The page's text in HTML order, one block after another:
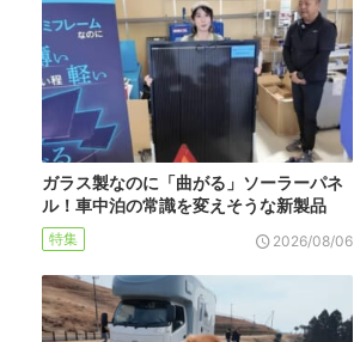
ガラス製なのに「曲がる」ソーラーパネ
ル！車中泊の常識を変えそうな新製品
特集 2026/08/06